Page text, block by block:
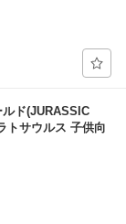
ド(JURASSIC
サウルス 子供向